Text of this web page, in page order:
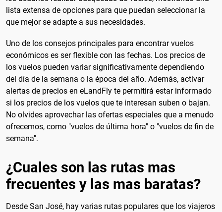
lista extensa de opciones para que puedan seleccionar la
que mejor se adapte a sus necesidades.
Uno de los consejos principales para encontrar vuelos
económicos es ser flexible con las fechas. Los precios de
los vuelos pueden variar significativamente dependiendo
del día de la semana o la época del año. Además, activar
alertas de precios en eLandFly te permitirá estar informado
si los precios de los vuelos que te interesan suben o bajan.
No olvides aprovechar las ofertas especiales que a menudo
ofrecemos, como "vuelos de última hora" o "vuelos de fin de
semana".
¿Cuales son las rutas mas
frecuentes y las mas baratas?
Desde San José, hay varias rutas populares que los viajeros